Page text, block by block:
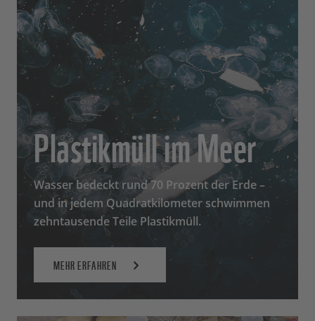
Plastikmüll im Meer
Wasser bedeckt rund 70 Prozent der Erde –
und in jedem Quadratkilometer schwimmen
zehntausende Teile Plastikmüll.
MEHR ERFAHREN